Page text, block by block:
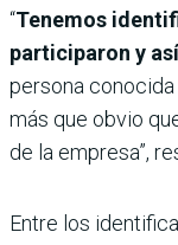
“Tenemos
participaron y
persona
más que obvio
de la empresa”,
Entre los